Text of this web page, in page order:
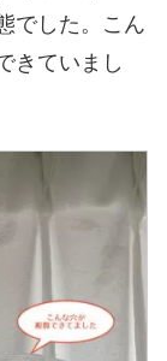
でした。こん
きていまし